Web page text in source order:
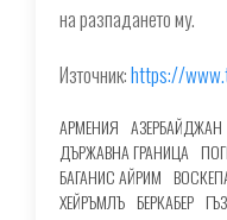
на разпадането му.
Източник:https://
АРМЕНИЯ АЗЕРБАЙДЖАН
ДЪРЖАВНА ГРАНИЦА
БАГАНИС АЙРИМ
ХЕЙРЪМЛЪ БЕРКАБЕР